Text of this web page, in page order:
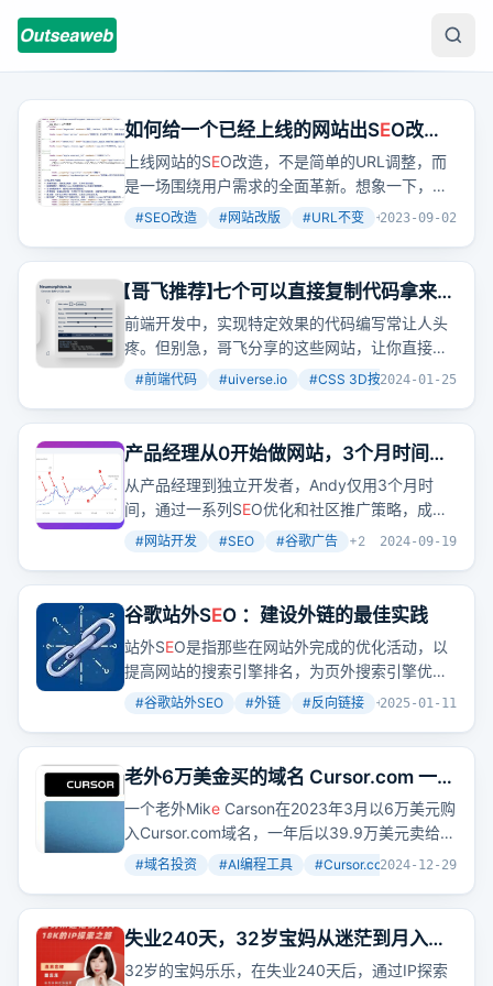
如何给一个已经上线的网站出SEO改造
建议
上线网站的SEO改造，不是简单的URL调整，而
是一场围绕用户需求的全面革新。想象一下，你
的网站就像一个老朋友，是时候给它一些新的活
#SEO改造 #网站改版 #URL不变 +3
2023-09-02
【哥飞推荐】七个可以直接复制代码拿来就
用的前端代码网站
前端开发中，实现特定效果的代码编写常让人头
疼。但别急，哥飞分享的这些网站，让你直接复
制粘贴就能用。
#前端代码 #uiverse.io #CSS 3D按钮 +4
2024-01-25
产品经理从0开始做网站，3个月时间实
现每天从谷歌获取流量破千
从产品经理到独立开发者，Andy仅用3个月时
间，通过一系列SEO优化和社区推广策略，成功
使网站日点击量破千。这表明，只要方法得当，
#网站开发 #SEO #谷歌广告 +2 2024-09-19
谷歌站外SEO ：建设外链的最佳实践
站外SEO是指那些在网站外完成的优化活动，以
提高网站的搜索引擎排名，为页外搜索引擎优化
建立反向链接、鼓励品牌搜索以及增加社交媒体
你投信任票，当你获得越多的反向链接，意味着
你的内容受到越多人的信任，网站排名自然将受
到积极影响。
#谷歌站外SEO #外链 #反向链接 +5
2025-01-11
老外6万美金买的域名 Cursor.com 一年
后卖了39.9万美元：聊聊 Cursor 早期
的故事
一个老外Mike Carson在2023年3月以6万美元购
入Cursor.com域名，一年后以39.9万美元卖给AI
编程工具Cursor。这笔交易是偶然的好运还是精
Cursor从一个AI辅助写邮件的工具，到辅助CAD
制作，再到AI编程工具的转变。
#域名投资 #AI编程工具 #Cursor.com +2
2024-12-29
失业240天，32岁宝妈从迷茫到月入
18K的IP探索之路
32岁的宝妈乐乐，在失业240天后，通过IP探索